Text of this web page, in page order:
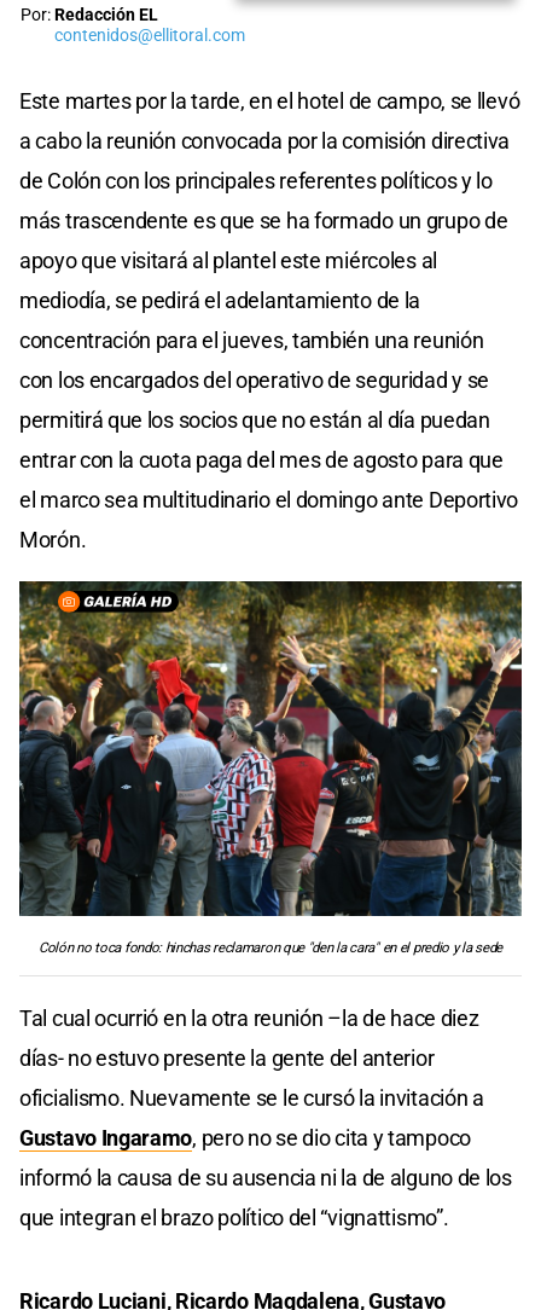
Por:Redacción EL
contenidos@ellitoral.com
Este martes por la tarde, en el hotel de campo, se llevó
a cabo la reunión convocada por la comisión directiva
de Colón con los principales referentes políticos y lo
más trascendente es que se ha formado un grupo de
apoyo que visitará al plantel este miércoles al
mediodía, se pedirá el adelantamiento de la
concentración para el jueves, también una reunión
con los encargados del operativo de seguridad y se
permitirá que los socios que no están al día puedan
entrar con la cuota paga del mes de agosto para que
el marco sea multitudinario el domingo ante Deportivo
Morón.
Colón no toca fondo: hinchas reclamaron que "den la cara" en el predio y la sede
Tal cual ocurrió en la otra reunión –la de hace diez
días- no estuvo presente la gente del anterior
oficialismo. Nuevamente se le cursó la invitación a
Gustavo Ingaramo, pero no se dio cita y tampoco
informó la causa de su ausencia ni la de alguno de los
que integran el brazo político del “vignattismo”.
Ricardo Luciani,Ricardo Magdalena,Gustavo